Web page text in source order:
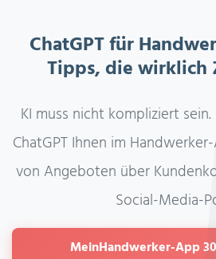
ChatGPT für
Tipps, die wirklich
KI muss nicht kompliziert
ChatGPT Ihnen im
von Angeboten über
Social-Media-
MeinHandwerker-App